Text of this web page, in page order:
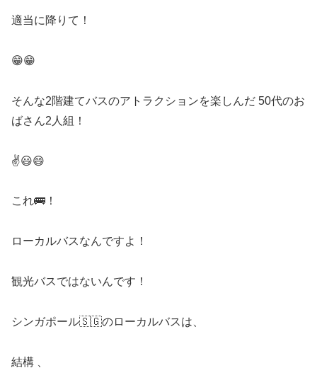
適当に降りて！
😁😁
そんな2階建てバスのアトラクションを楽しんだ 50代のお
ばさん2人組！
✌️😃😄
これ🚌！
ローカルバスなんですよ！
観光バスではないんです！
シンガポール🇸🇬のローカルバスは、
結構 、